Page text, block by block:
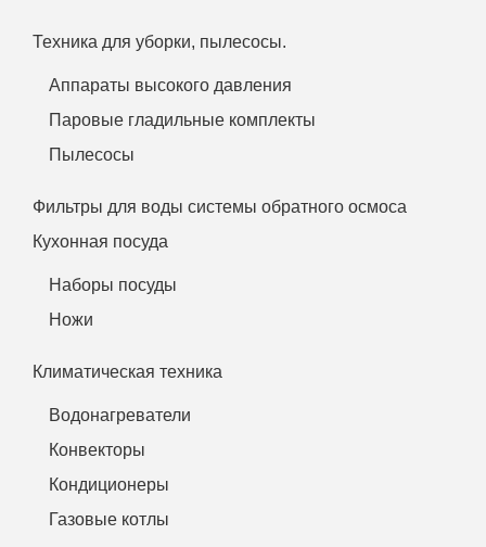
Техника для уборки, пылесосы.
Аппараты высокого давления
Паровые гладильные комплекты
Пылесосы
Фильтры для воды системы обратного осмоса
Кухонная посуда
Наборы посуды
Ножи
Климатическая техника
Водонагреватели
Конвекторы
Кондиционеры
Газовые котлы